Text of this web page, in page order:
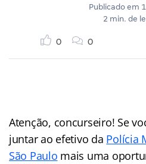
Publicado em
2 min. de
0 0
Atenção, concurseiro! Se
juntar ao efetivo da Polícia
São Paulo mais uma